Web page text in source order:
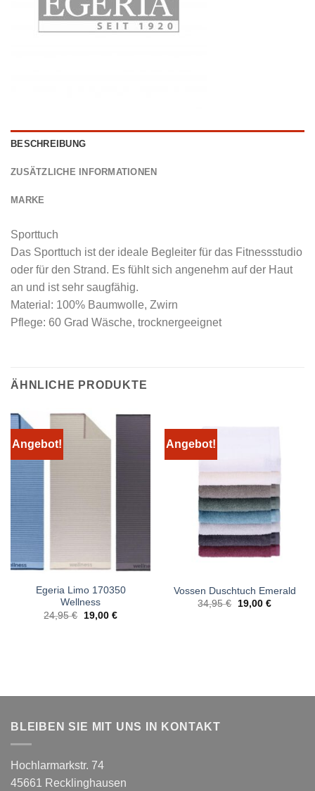
BESCHREIBUNG
ZUSÄTZLICHE INFORMATIONEN
MARKE
Sporttuch
Das Sporttuch ist der ideale Begleiter für das Fitnessstudio
oder für den Strand. Es fühlt sich angenehm auf der Haut
an und ist sehr saugfähig.
Material: 100% Baumwolle, Zwirn
Pflege: 60 Grad Wäsche, trocknergeeignet
ÄHNLICHE PRODUKTE
Angebot!
Egeria Limo 170350
Wellness
24,95€
Ursprünglicher
Preis
19,00 €Aktueller
Angebot!
Vossen Duschtuch Emerald
34,95€
Ursprünglicher
19,00 €Aktueller
BLEIBEN SIE MIT UNS IN KONTAKT
Hochlarmarkstr. 74
45661 Recklinghausen